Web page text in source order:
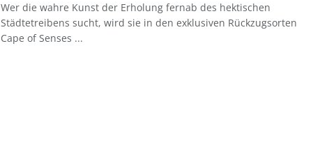
Wer die wahre Kunst der Erholung fernab des hektischen
Städtetreibens sucht, wird sie in den exklusiven Rückzugsorten
Cape of Senses ...